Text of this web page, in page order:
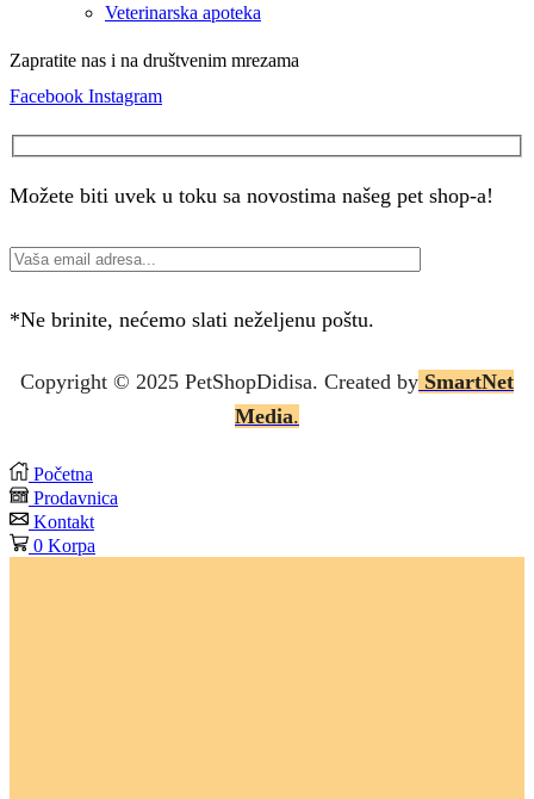
Veterinarska apoteka
Zapratite nas i na društvenim mrezama
Facebook Instagram
Možete biti uvek u toku sa novostima našeg pet shop-a!
*Ne brinite, nećemo slati neželjenu poštu.
Copyright © 2025 PetShopDidisa. Created by SmartNet
Media.
Početna
Prodavnica
Kontakt
0 Korpa